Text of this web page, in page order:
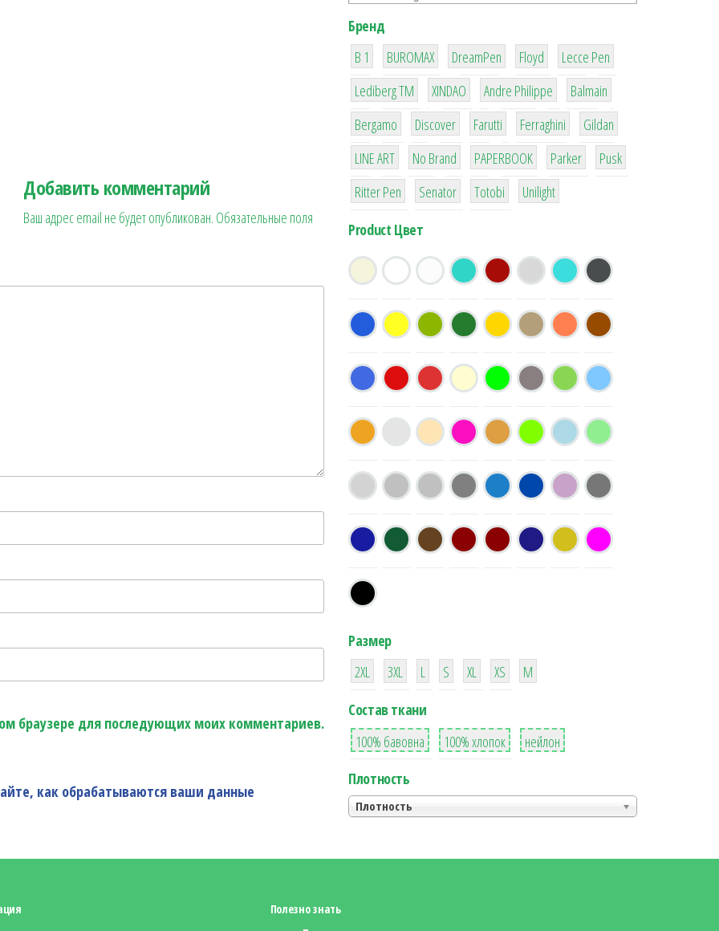
Добавить комментарий
Ваш адрес email не будет опубликован. Обязательные поля
браузере для последующих моих комментариев.
как обрабатываются ваши данные
Бренд
B 1
1
BUROMAX
1
DreamPen
2
Floyd
2
Lecce Pen
3
Lediberg ТМ
3
XINDAO
1
Andre Philippe
4
Balmain
26
Bergamo
64
Discover
299
Farutti
4
Ferraghini
42
Gildan
4
LINE ART
90
No Brand
8
PAPERBOOK
6
Parker
2
Pusk
22
Ritter Pen
15
Senator
43
Totobi
1
Unilight
Product Цвет
Размер
38
2XL
16
3XL
42
L
42
S
42
XL XS
М
Состав ткани
8
100% бавовна
36
100% хлопок
2
нейлон
Плотность
Плотность
Полезно знать